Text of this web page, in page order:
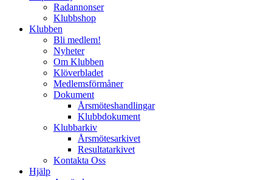
Radannonser
Klubbshop
Klubben
Bli medlem!
Nyheter
Om Klubben
Klöverbladet
Medlemsförmåner
Dokument
Årsmöteshandlingar
Klubbdokument
Klubbarkiv
Årsmötesarkivet
Resultatarkivet
Kontakta Oss
Hjälp